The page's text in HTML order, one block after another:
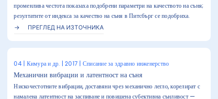
променлива честота показаха подобрени параметри на качеството на съня;
резултатите от индекса за качество на съня в Питсбърг се подобриха.
ПРЕГЛЕД НА ИЗТОЧНИКА
04 | Кимура и др. | 2017 | Списание за здравно инженерство
Механични вибрации и латентност на съня
Нискочестотните вибрации, доставяни чрез механично легло, корелират с
намалена латентност на заспиване и повишена субективна сънливост —